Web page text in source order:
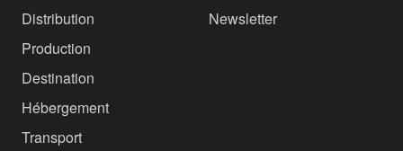
Distribution
Production
Destination
Hébergement
Transport
Newsletter